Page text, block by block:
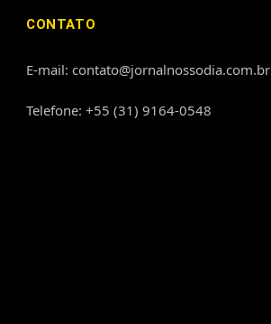
CONTATO
E-mail: contato@jornalnossodia.com.br
Telefone: +55 (31) 9164-0548